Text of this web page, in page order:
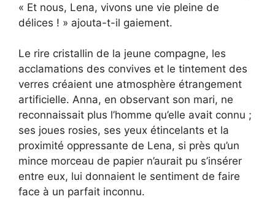
« Et nous, Lena, vivons une vie pleine de
délices ! » ajouta-t-il gaiement.
Le rire cristallin de la jeune compagne, les
acclamations des convives et le tintement des
verres créaient une atmosphère étrangement
artificielle. Anna, en observant son mari, ne
reconnaissait plus l’homme qu’elle avait connu ;
ses joues rosies, ses yeux étincelants et la
proximité oppressante de Lena, si près qu’un
mince morceau de papier n’aurait pu s’insérer
entre eux, lui donnaient le sentiment de faire
face à un parfait inconnu.